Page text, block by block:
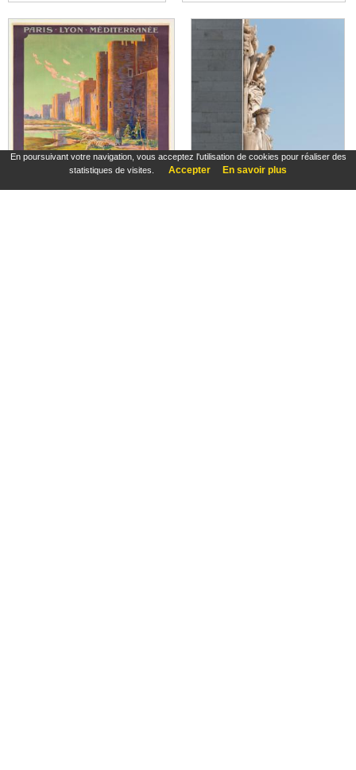
En poursuivant votre navigation, vous acceptez l'utilisation de cookies pour réaliser des
statistiques de visites.
Accepter En savoir plus